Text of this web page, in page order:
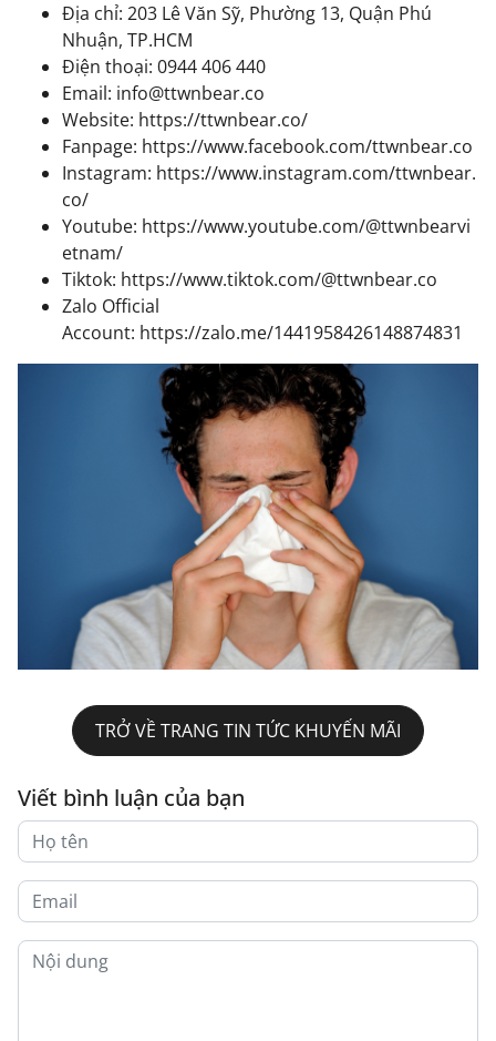
Địa chỉ: 203 Lê Văn Sỹ, Phường 13, Quận Phú
Nhuận, TP.HCM
Điện thoại: 0944 406 440
Email: info@ttwnbear.co
Website: https://ttwnbear.co/
Fanpage: https://www.facebook.com/ttwnbear.co
Instagram: https://www.instagram.com/ttwnbear.
co/
Youtube: https://www.youtube.com/@ttwnbearvi
etnam/
Tiktok: https://www.tiktok.com/@ttwnbear.co
Zalo Official
Account: https://zalo.me/1441958426148874831
TRỞ VỀ TRANG TIN TỨC KHUYẾN MÃI
Viết bình luận của bạn